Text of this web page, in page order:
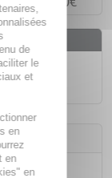
de
le
et
en
en
en